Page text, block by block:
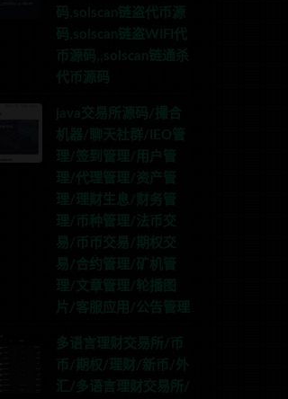
码,solscan链盗代币源
码,solscan链盗WIFI代
币源码,,solscan链通杀
代币源码
java交易所源码/撮合
机器/聊天社群/IEO管
理/签到管理/用户管
理/代理管理/资产管
理/理财生息/财务管
理/币种管理/法币交
易/币币交易/期权交
易/合约管理/矿机管
理/文章管理/轮播图
片/客服应用/公告管理
多语言理财交易所/币
币/期权/理财/新币/外
汇/多语言理财交易所/